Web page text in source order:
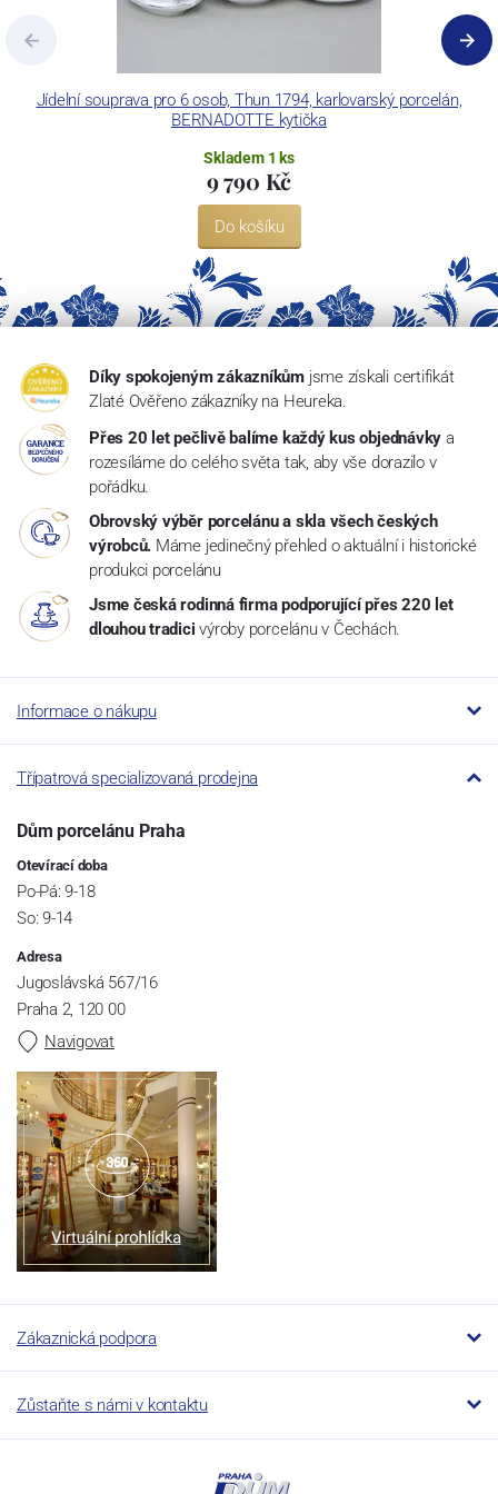
Jídelní souprava pro 6 osob, Thun 1794, karlovarský porcelán,
BERNADOTTE kytička
Skladem 1 ks
9 790 Kč
Do košíku
Díky spokojeným zákazníkům jsme získali certifikát
Zlaté Ověřeno zákazníky na Heureka.
Přes 20 let pečlivě balíme každý kus objednávky a
rozesíláme do celého světa tak, aby vše dorazilo v
pořádku.
Obrovský výběr porcelánu a skla všech českých
výrobců. Máme jedinečný přehled o aktuální i historické
produkci porcelánu
Jsme česká rodinná firma podporující přes 220 let
dlouhou tradici výroby porcelánu v Čechách.
Informace o nákupu
Třípatrová specializovaná prodejna
Dům porcelánu Praha
Otevírací doba
Po-Pá: 9-18
So: 9-14
Adresa
Jugoslávská 567/16
Praha 2, 120 00
Navigovat
Zákaznická podpora
Zůstaňte s námi v kontaktu